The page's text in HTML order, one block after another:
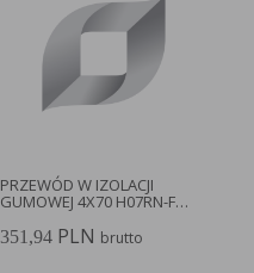
PRZEWÓD W IZOLACJI
GUMOWEJ 4X70 H07RN-F
BĘBEN 500MB...
351,94 PLN brutto